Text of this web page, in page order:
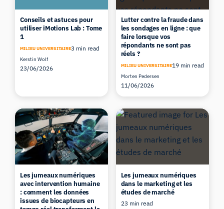
Conseils et astuces pour
utiliser iMotions Lab : Tome
1
MILIEU UNIVERSITAIRE3 min read
Kerstin Wolf
23/06/2026
Lutter contre la fraude dans
les sondages en ligne : que
faire lorsque vos
répondants ne sont pas
réels ?
MILIEU UNIVERSITAIRE19 min read
Morten Pedersen
11/06/2026
Les jumeaux numériques
avec intervention humaine
: comment les données
issues de biocapteurs en
Les jumeaux numériques
dans le marketing et les
études de marché
23 min read